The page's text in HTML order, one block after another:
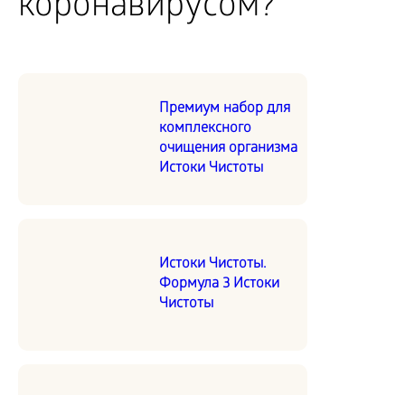
коронавирусом?
Премиум набор для
комплексного
очищения организма
Истоки Чистоты
Истоки Чистоты.
Формула 3 Истоки
Чистоты